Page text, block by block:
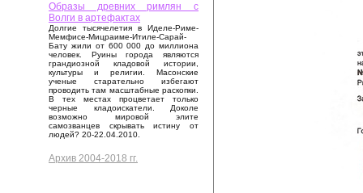
Образы древних римлян с
Волги в артефактах
Долгие тысячелетия в Иделе-Риме-
Мемфисе-Мицраиме-Итиле-Сарай-
Бату жили от 600 000 до миллиона
человек. Руины города являются
грандиозной кладовой истории,
культуры и религии. Масонские
ученые старательно избегают
проводить там масштабные раскопки.
В тех местах процветает только
черные кладоискатели. Доколе
возможно мировой элите
самозванцев скрывать истину от
людей? 20-22.04.2010.
Архив 2004-2018 гг.